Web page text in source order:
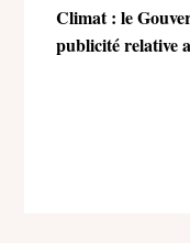
Climat : le
publicité relative